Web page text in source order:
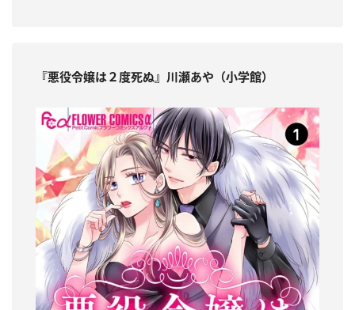
『悪役令嬢は２度死ぬ』川瀬あや（小学館）